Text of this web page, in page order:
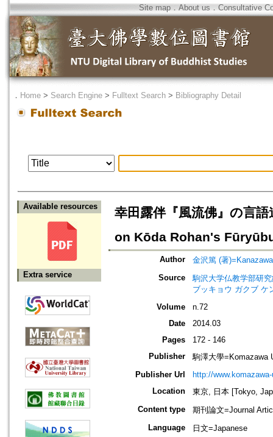
Site map．About us ． Consultative
． Home > Search Engine > Fulltext Search > Bibliography Detail
Available resources
Extra service
幸田露伴『風流佛』の言
on Kōda Rohan's
Author
金沢篤 (著
Source
駒沢大学仏教学部研
ブッキョウ ガクブ ケ
Volume
n.72
Date
2014.03
Pages
172 - 146
Publisher
駒澤大學=Komazawa
Publisher Url
http://
Location
東京, 日本 [Tokyo,
Content type
期刊論文=Journal
Language
日文=Japanese